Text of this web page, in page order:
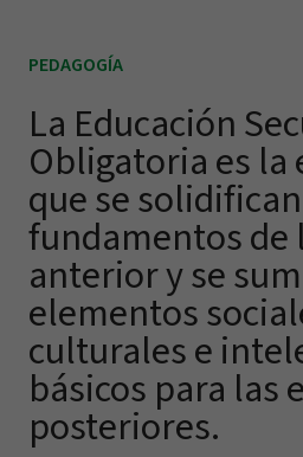
PEDAGOGÍA
La Educación
Obligatoria es la
que se
fundamentos de
anterior y se
elementos
culturales e
básicos para las
posteriores.